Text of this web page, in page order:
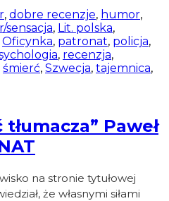
, dobre recenzje, humor,
sensacja, Lit. polska,
Oficynka, patronat, policja,
, recenzja,
śmierć, Szwecja, tajemnica,
Paweł
na stronie tytułowej
że własnymi siłami